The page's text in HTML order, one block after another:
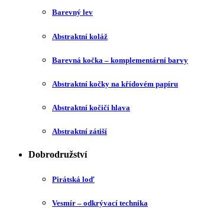
Barevný lev
Abstraktní koláž
Barevná kočka – komplementární barvy
Abstraktní kočky na křídovém papíru
Abstraktní kočičí hlava
Abstraktní zátiší
Dobrodružství
Pirátská loď
Vesmír – odkrývací technika